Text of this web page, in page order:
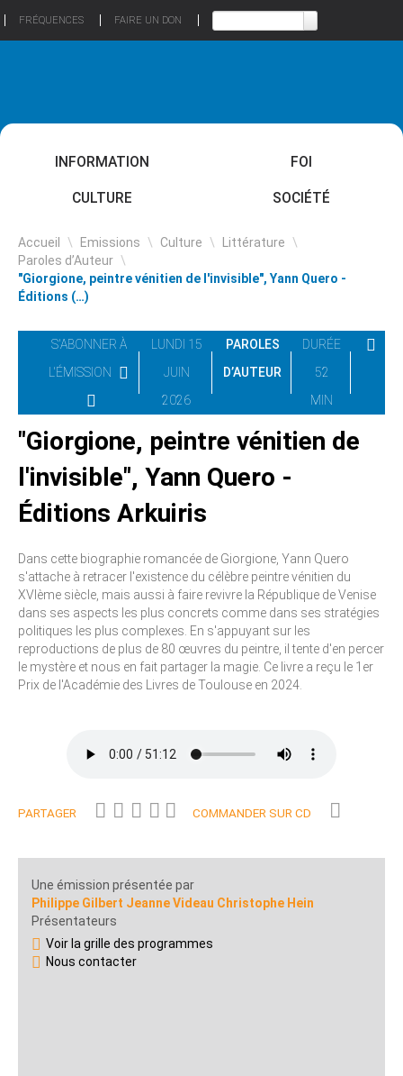
FRÉQUENCES FAIRE UN DON
INFORMATION FOI
CULTURE SOCIÉTÉ
Accueil \ Emissions \ Culture \ Littérature \
Paroles d’Auteur \
"Giorgione, peintre vénitien de l'invisible", Yann Quero -
Éditions (…)
S'ABONNER À
L'ÉMISSION
LUNDI 15
JUIN
2026
PAROLES
D’AUTEUR
DURÉE
52
MIN
"Giorgione, peintre vénitien de
l'invisible", Yann Quero -
Éditions Arkuiris
Dans cette biographie romancée de Giorgione, Yann Quero
s'attache à retracer l'existence du célèbre peintre vénitien du
XVIème siècle, mais aussi à faire revivre la République de Venise
dans ses aspects les plus concrets comme dans ses stratégies
politiques les plus complexes. En s'appuyant sur les
reproductions de plus de 80 œuvres du peintre, il tente d'en percer
le mystère et nous en fait partager la magie. Ce livre a reçu le 1er
Prix de l'Académie des Livres de Toulouse en 2024.
PARTAGER COMMANDER SUR CD
Une émission présentée par
Philippe Gilbert Jeanne Videau Christophe Hein
Présentateurs
Voir la grille des programmes
Nous contacter